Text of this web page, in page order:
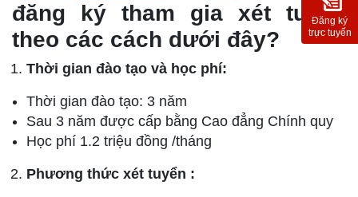
đăng ký tham gia xét tuyển
theo các cách dưới đây?
Thời gian đào tạo và học phí:
Thời gian đào tạo: 3 năm
Sau 3 năm được cấp bằng Cao đẳng Chính quy
Học phí 1.2 triệu đồng /tháng
Phương thức xét tuyển :
Đăng ký
trực tuyến